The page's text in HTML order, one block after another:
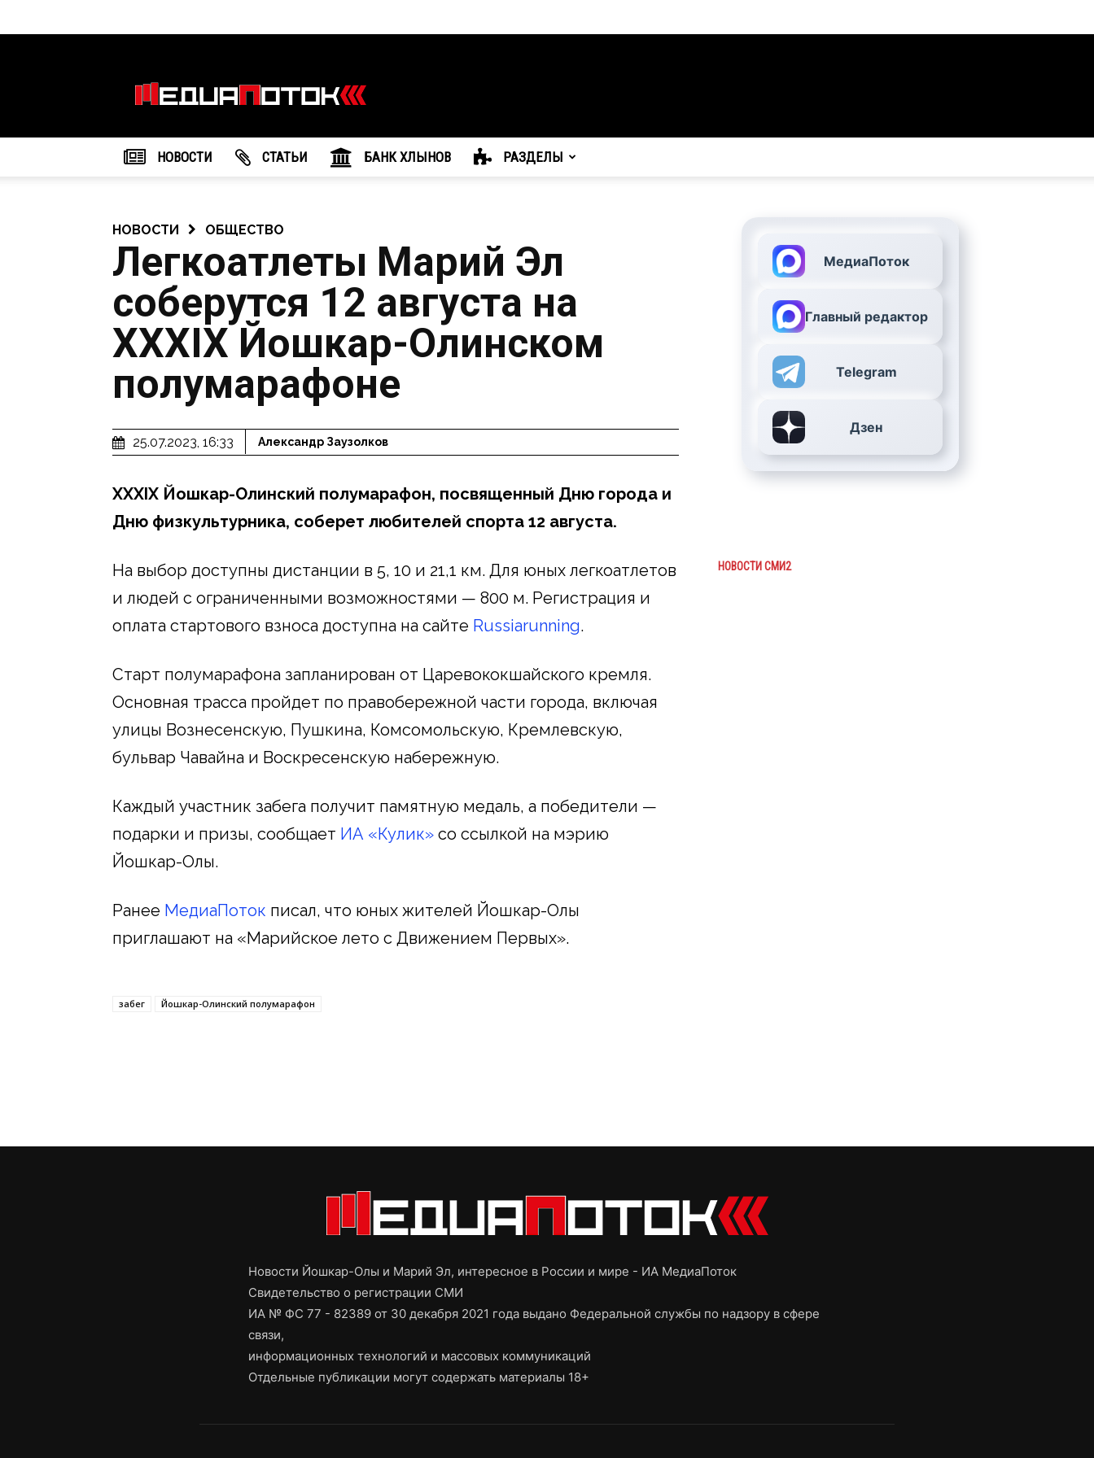
агентство
"МедиаПоток"
НОВОСТИ CТАТЬИ БАНК ХЛЫНОВ РАЗДЕЛЫ
НОВОСТИ ОБЩЕСТВО
Легкоатлеты Марий Эл
соберутся 12 августа на
XXXIХ Йошкар-Олинском
полумарафоне
25.07.2023, 16:33 Александр Заузолков
XXXIХ Йошкар-Олинский полумарафон, посвященный Дню города и
Дню физкультурника, соберет любителей спорта 12 августа.
На выбор доступны дистанции в 5, 10 и 21,1 км. Для юных легкоатлетов
и людей с ограниченными возможностями — 800 м. Регистрация и
оплата стартового взноса доступна на сайте Russiarunning.
Старт полумарафона запланирован от Царевококшайского кремля.
Основная трасса пройдет по правобережной части города, включая
улицы Вознесенскую, Пушкина, Комсомольскую, Кремлевскую,
бульвар Чавайна и Воскресенскую набережную.
Каждый участник забега получит памятную медаль, а победители —
подарки и призы, сообщает ИА «Кулик» со ссылкой на мэрию
Йошкар-Олы.
Ранее МедиаПоток писал, что юных жителей Йошкар-Олы
приглашают на «Марийское лето с Движением Первых».
забег Йошкар-Олинский полумарафон
МедиаПоток
Главный редактор
Telegram
Дзен
НОВОСТИ СМИ2
Новости Йошкар-Олы и Марий Эл, интересное в России и мире - ИА МедиаПоток
Свидетельство о регистрации СМИ
ИА № ФС 77 - 82389 от 30 декабря 2021 года выдано Федеральной службы по надзору в сфере
связи,
информационных технологий и массовых коммуникаций
Отдельные публикации могут содержать материалы 18+